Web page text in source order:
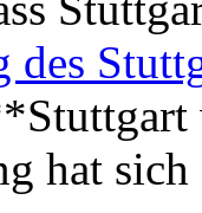
des
hat